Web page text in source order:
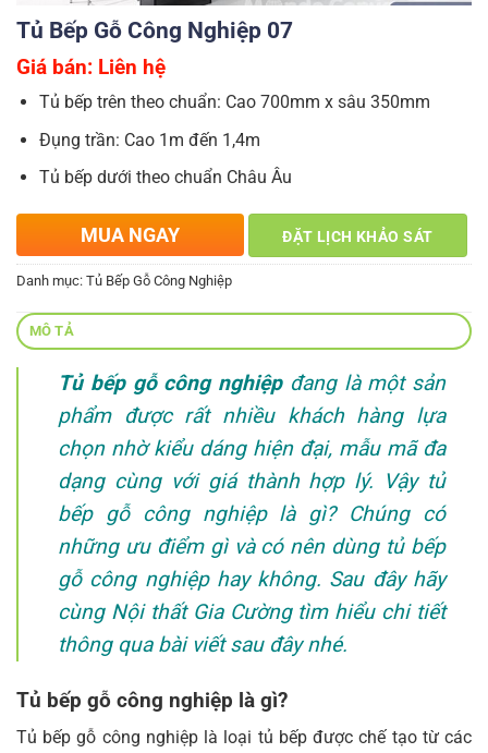
Tủ Bếp Gỗ Công Nghiệp 07
Giá bán: Liên hệ
Tủ bếp trên theo chuẩn: Cao 700mm x sâu 350mm
Đụng trần: Cao 1m đến 1,4m
Tủ bếp dưới theo chuẩn Châu Âu
MUA NGAY ĐẶT LỊCH KHẢO SÁT
Danh mục: Tủ Bếp Gỗ Công Nghiệp
MÔ TẢ
Tủ bếp gỗ công nghiệpđang là một sản
phẩm được rất nhiều khách hàng lựa
chọn nhờ kiểu dáng hiện đại, mẫu mã đa
dạng cùng với giá thành hợp lý. Vậy tủ
bếp gỗ công nghiệp là gì? Chúng có
những ưu điểm gì và có nên dùng tủ bếp
gỗ công nghiệp hay không. Sau đây hãy
cùng Nội thất Gia Cường tìm hiểu chi tiết
thông qua bài viết sau đây nhé.
Tủ bếp gỗ công nghiệp là gì?
Tủ bếp gỗ công nghiệp là loại tủ bếp được chế tạo từ các